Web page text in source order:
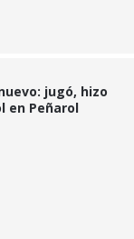
jugó, hizo
en Peñarol